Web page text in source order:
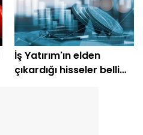
İş Yatırım'ın elden
çıkardığı hisseler belli